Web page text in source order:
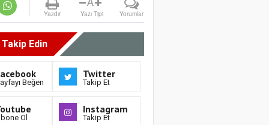
Yazdır Yazı Tipi Yorumlar
Edin
Beğen
Twitter
Takip Et
Ol
Instagram
Takip Et